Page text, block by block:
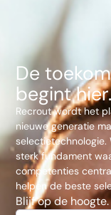
De
begint
Recrout wordt het
nieuwe generatie
selectietechnologie.
sterk fundament
competenties
helpen de beste
Blijf op de